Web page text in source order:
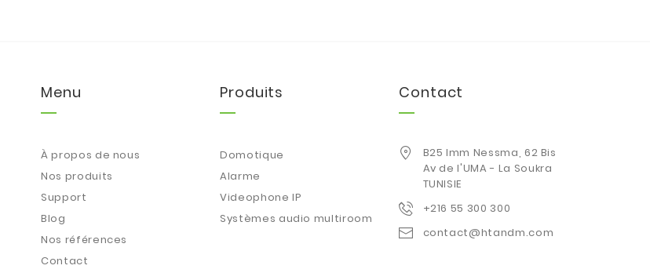
Menu
À propos de nous
Nos produits
Support
Blog
Nos références
Contact
Produits
Domotique
Alarme
Videophone IP
Systèmes audio multiroom
Contact
B25 Imm Nessma, 62 Bis
Av de l'UMA - La Soukra
TUNISIE
+216 55 300 300
contact@htandm.com